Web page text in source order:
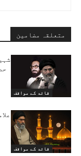
متعلقہ مضامین
قائد کے مواقف
قائد کے مواقف